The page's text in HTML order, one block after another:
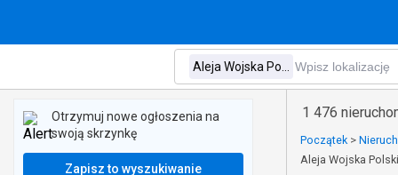
1 476
Początek >
Aleja Wojska
Otrzymuj nowe ogłoszenia na
swoją skrzynkę
Zapisz to wyszukiwanie